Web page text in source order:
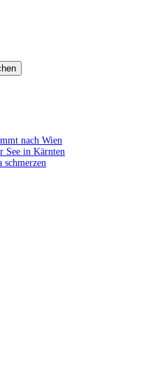
nach Wien
See in Kärnten
schmerzen